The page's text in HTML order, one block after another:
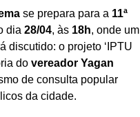
se prepara para a 11ª
dia 28/04, às 18h, onde um
discutido: o projeto ‘IPTU
do vereador Yagan
de consulta popular
da cidade.